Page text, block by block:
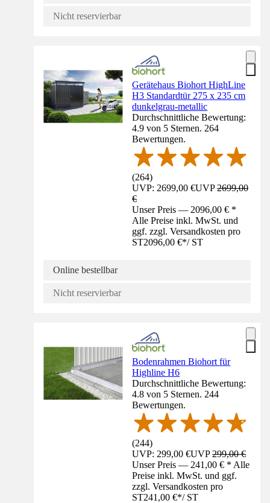
Nicht reservierbar
Gerätehaus Biohort HighLine
H3 Standardtür 275 x 235 cm
dunkelgrau-metallic
Durchschnittliche Bewertung:
4.9 von 5 Sternen. 264
Bewertungen.
(264)
UVP: 2699,00 €UVP2699,00
€
Unser Preis — 2096,00 € *
Alle Preise inkl. MwSt. und
ggf. zzgl. Versandkosten pro
ST2096,00 €*/ ST
Online bestellbar
Nicht reservierbar
Bodenrahmen Biohort für
Highline H6
Durchschnittliche Bewertung:
4.8 von 5 Sternen. 244
Bewertungen.
(244)
UVP: 299,00 €UVP299,00 €
Unser Preis — 241,00 € * Alle
Preise inkl. MwSt. und ggf.
zzgl. Versandkosten pro
ST241,00 €*/ ST